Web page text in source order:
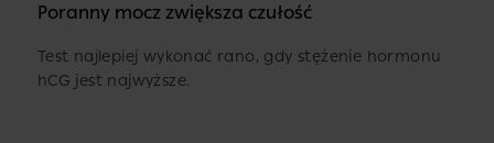
Poranny mocz zwiększa czułość
Test najlepiej wykonać rano, gdy stężenie hormonu
hCG jest najwyższe.